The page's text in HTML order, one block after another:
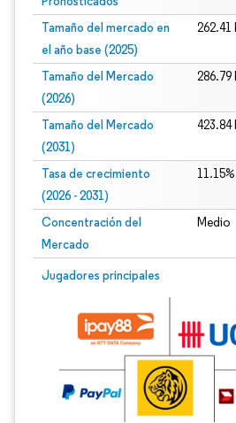
Tamaño del mercado en
el año base (2025)
262.41
Tamaño del Mercado
(2026)
286.79
Tamaño del Mercado
(2031)
423.84
Tasa de crecimiento
(2026 - 2031)
Concentración del
Mercado
Medio
Jugadores principales
Imagen © Mordor Intelligence. El uso